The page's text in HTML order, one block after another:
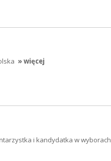
» więcej
i kandydatka w wyborach